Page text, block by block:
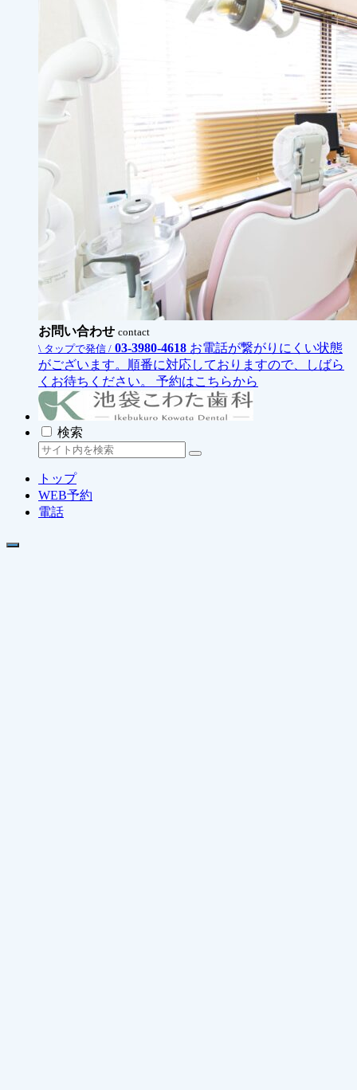
お問い合わせ contact
\ タップで発信 / 03-3980-4618 お電話が繋がりにくい状態
がございます。順番に対応しておりますので、しばら
くお待ちください。
予約はこちらから
検索
トップ
WEB予約
電話